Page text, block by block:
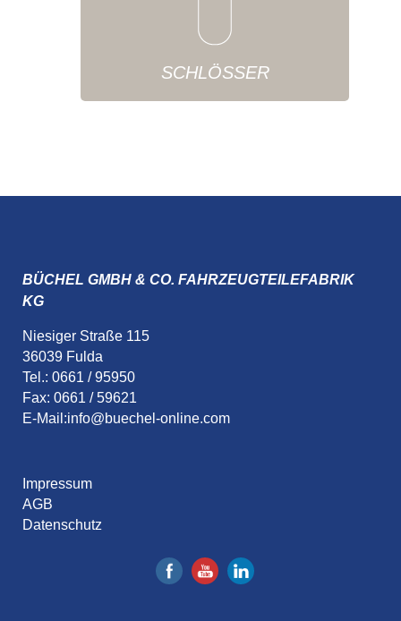
SCHLÖSSER
BÜCHEL GMBH & CO. FAHRZEUGTEILEFABRIK
KG
Niesiger Straße 115
36039 Fulda
Tel.: 0661 / 95950
Fax: 0661 / 59621
E-Mail:info@buechel-online.com
Impressum
AGB
Datenschutz